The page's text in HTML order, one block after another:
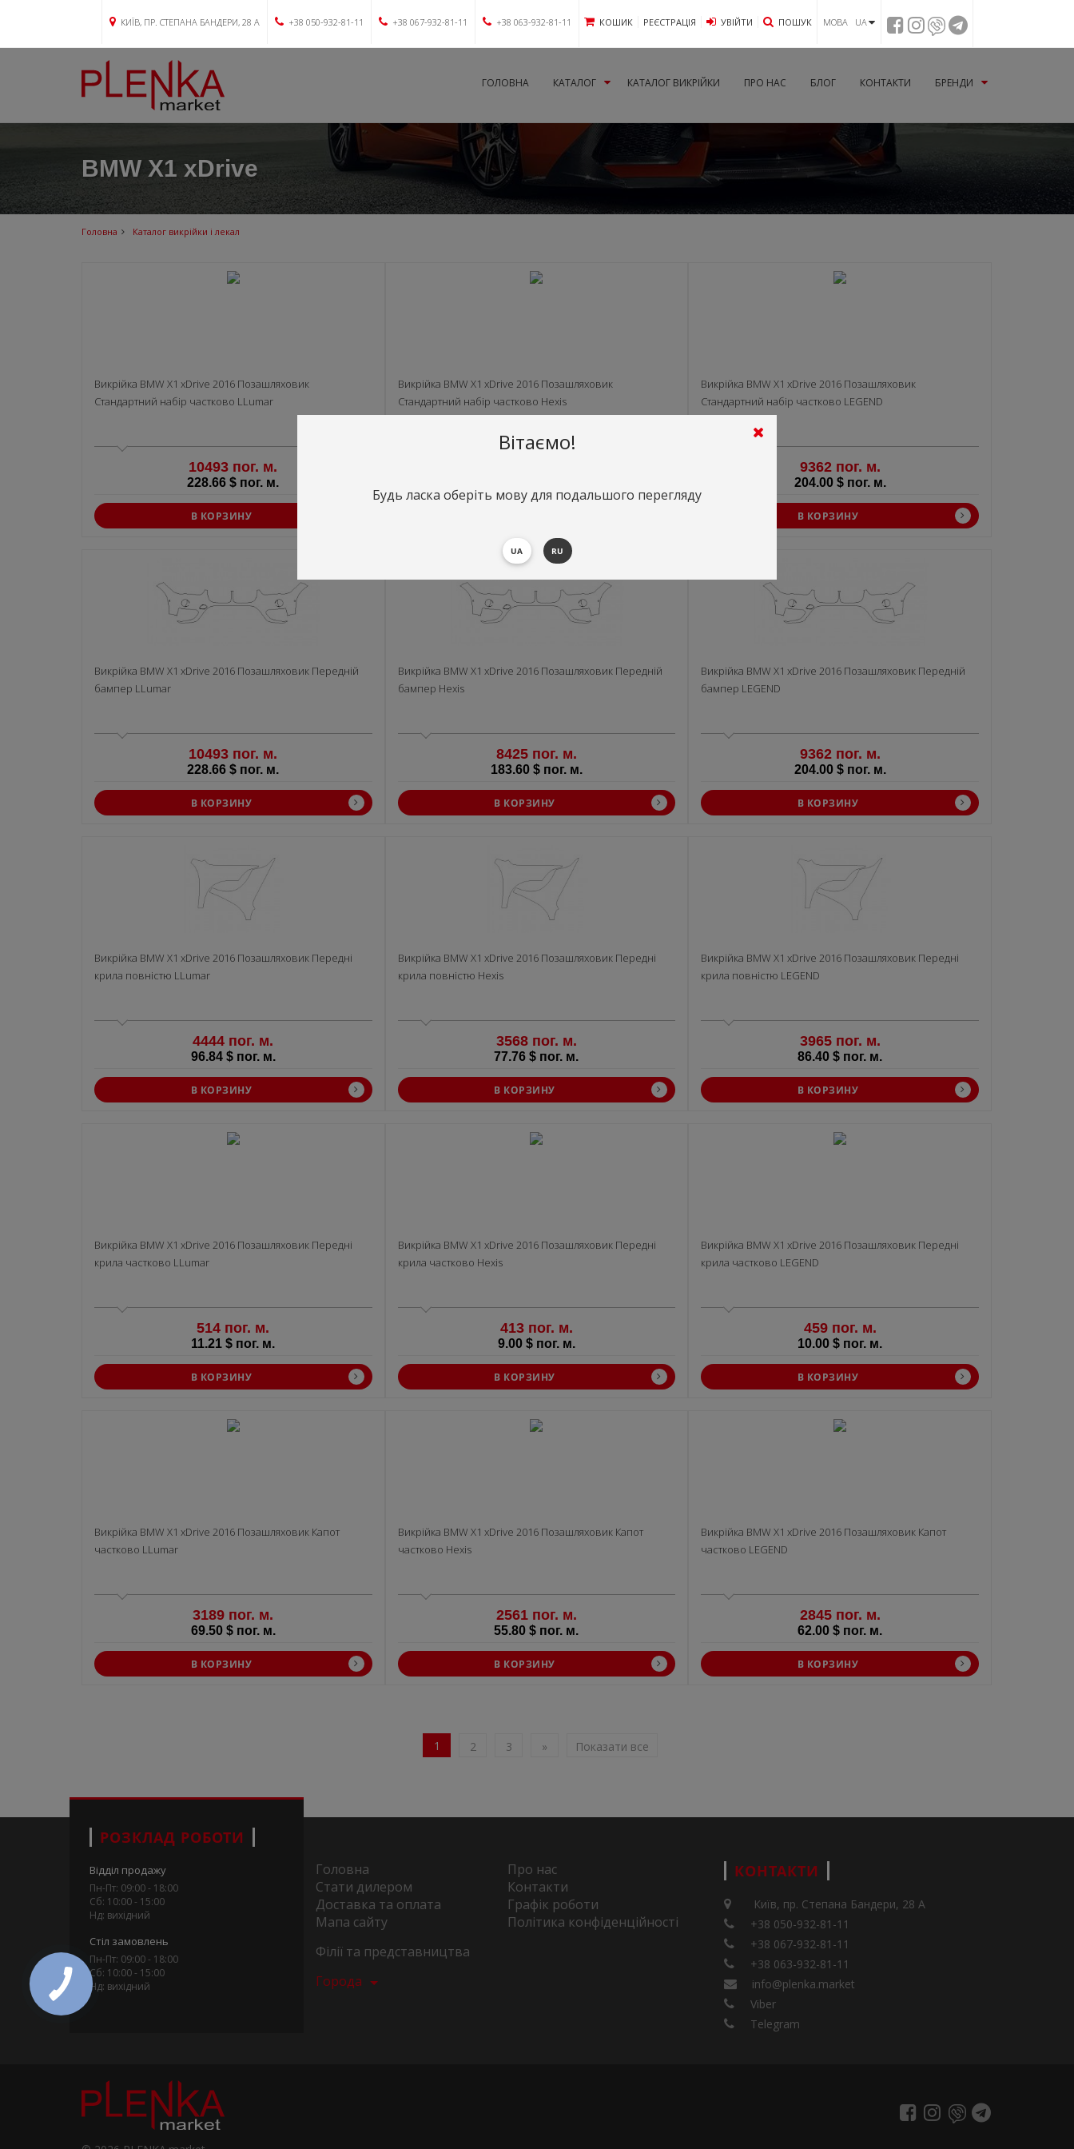
КИЇВ, ПР. СТЕПАНА БАНДЕРИ, 28 А +38 050-932-81-11 +38 067-932-81-11 +38 063-932-81-11 КОШИК РЕЄСТРАЦІЯ УВIЙТИ ПОШУК МОВА UA
ГОЛОВНА КАТАЛОГ КАТАЛОГ ВИКРІЙКИ ПРО НАС БЛОГ КОНТАКТИ БРЕНДИ
BMW X1 xDrive
Головна Каталог викрійки і лекал
Викрiйка BMW X1 xDrive 2016 Позашляховик
Стандартний набір частково LLumar
10493 пог. м.
228.66 $ пог. м.
В КОРЗИНУ
Викрiйка BMW X1 xDrive 2016 Позашляховик
Стандартний набір частково Hexis
Викрiйка BMW X1 xDrive 2016 Позашляховик
Стандартний набір частково LEGEND
9362 пог. м.
204.00 $ пог. м.
В КОРЗИНУ
Викрiйка BMW X1 xDrive 2016 Позашляховик Передній
бампер LLumar
10493 пог. м.
228.66 $ пог. м.
В КОРЗИНУ
Викрiйка BMW X1 xDrive 2016 Позашляховик Передній
бампер Hexis
8425 пог. м.
183.60 $ пог. м.
В КОРЗИНУ
Викрiйка BMW X1 xDrive 2016 Позашляховик Передній
бампер LEGEND
9362 пог. м.
204.00 $ пог. м.
В КОРЗИНУ
Викрiйка BMW X1 xDrive 2016 Позашляховик Передні
крила повністю LLumar
4444 пог. м.
96.84 $ пог. м.
В КОРЗИНУ
Викрiйка BMW X1 xDrive 2016 Позашляховик Передні
крила повністю Hexis
3568 пог. м.
77.76 $ пог. м.
В КОРЗИНУ
Викрiйка BMW X1 xDrive 2016 Позашляховик Передні
крила повністю LEGEND
3965 пог. м.
86.40 $ пог. м.
В КОРЗИНУ
Викрiйка BMW X1 xDrive 2016 Позашляховик Передні
крила частково LLumar
514 пог. м.
11.21 $ пог. м.
В КОРЗИНУ
Викрiйка BMW X1 xDrive 2016 Позашляховик Передні
крила частково Hexis
413 пог. м.
9.00 $ пог. м.
В КОРЗИНУ
Викрiйка BMW X1 xDrive 2016 Позашляховик Передні
крила частково LEGEND
459 пог. м.
10.00 $ пог. м.
В КОРЗИНУ
Викрiйка BMW X1 xDrive 2016 Позашляховик Капот
частково LLumar
3189 пог. м.
69.50 $ пог. м.
В КОРЗИНУ
Викрiйка BMW X1 xDrive 2016 Позашляховик Капот
частково Hexis
2561 пог. м.
55.80 $ пог. м.
В КОРЗИНУ
Викрiйка BMW X1 xDrive 2016 Позашляховик Капот
частково LEGEND
2845 пог. м.
62.00 $ пог. м.
В КОРЗИНУ
1 2 3 » Показати все
РОЗКЛАД РОБОТИ
Відділ продажу
Пн-Пт: 09:00 - 18:00
Сб: 10:00 - 15:00
Нд: вихідний
Стіл замовлень
Пн-Пт: 09:00 - 18:00
Сб: 10:00 - 15:00
Нд: вихідний
Головна
Про нас
Стати дилером
Контакти
Доставка та оплата
Графік роботи
Мапа сайту
Політика конфіденційності
Філії та представництва
Города
КОНТАКТИ
Київ, пр. Степана Бандери, 28 А
+38 050-932-81-11
+38 067-932-81-11
+38 063-932-81-11
info@plenka.market
Viber
Telegram
Вітаємо!
Будь ласка оберіть мову для подальшого перегляду
UA RU